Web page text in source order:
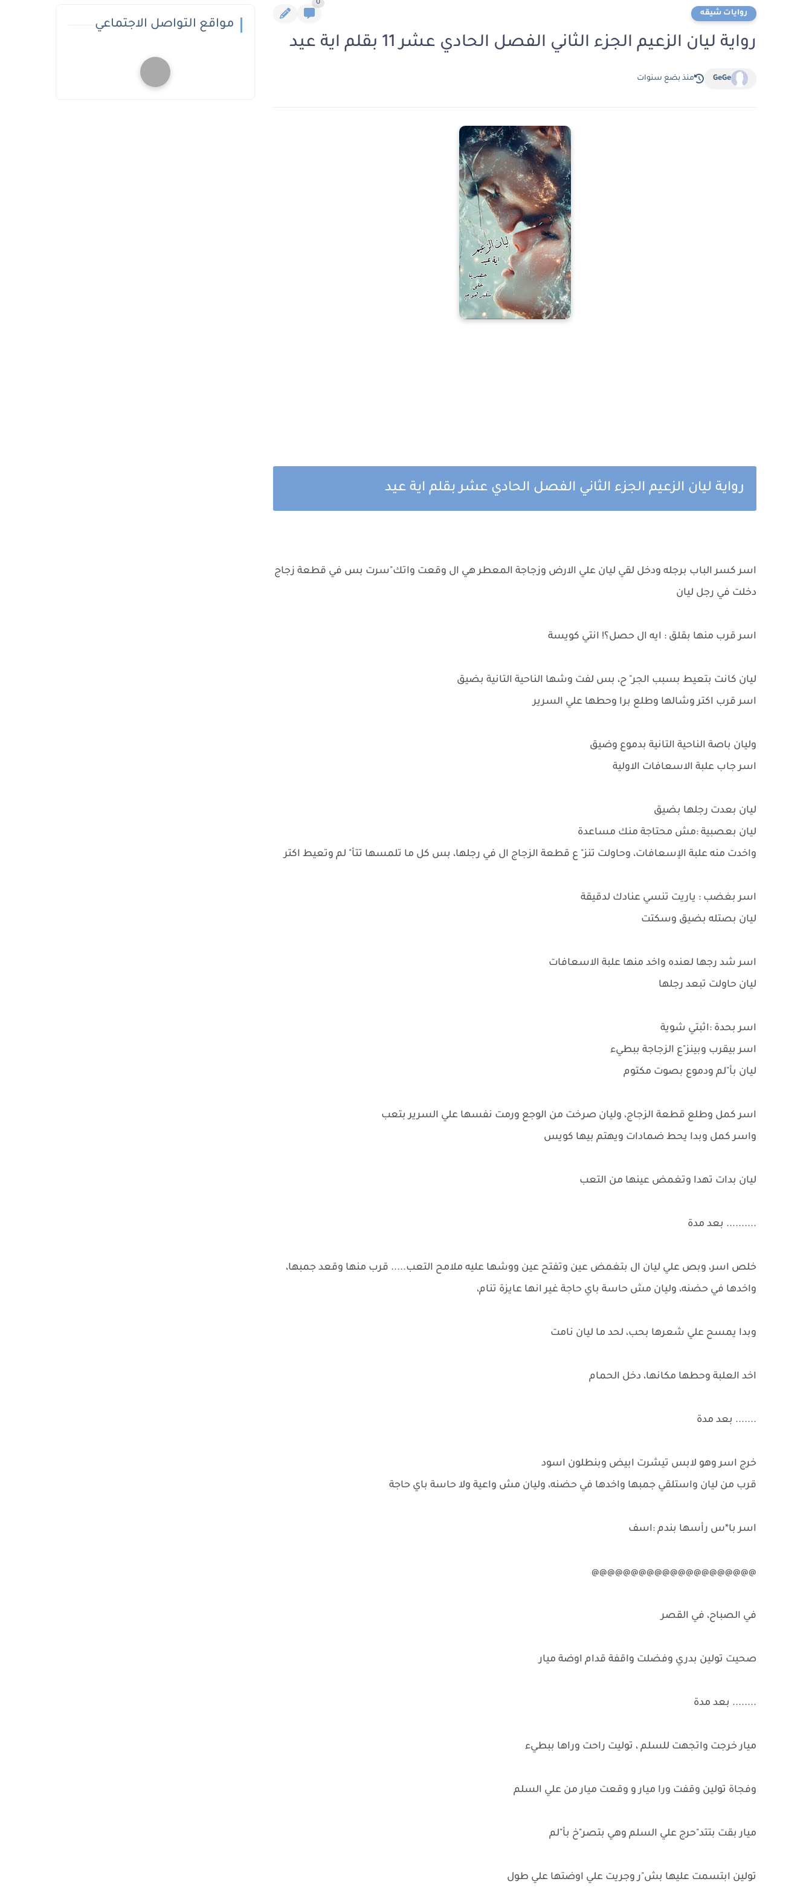
روايات شيقه
0
رواية ليان الزعيم الجزء الثاني الفصل الحادي عشر 11 بقلم اية عيد
GeGe منذ بضع سنوات
رواية ليان الزعيم الجزء الثاني الفصل الحادي عشر بقلم اية عيد
اسر كسر الباب برجله ودخل لقي ليان علي الارض وزجاجة المعطر هي ال وقعت واتك"سرت بس في قطعة زجاج
دخلت في رجل ليان
اسر قرب منها بقلق : ايه ال حصل؟! انتي كويسة
ليان كانت بتعيط بسبب الجر" ح، بس لفت وشها الناحية التانية بضيق
اسر قرب اكتر وشالها وطلع برا وحطها علي السرير
وليان باصة الناحية التانية بدموع وضيق
اسر جاب علبة الاسعافات الاولية
ليان بعدت رجلها بضيق
ليان بعصبية :مش محتاجة منك مساعدة
واخدت منه علبة الإسعافات، وحاولت تنز" ع قطعة الزجاج ال في رجلها، بس كل ما تلمسها تتأ" لم وتعيط اكتر
اسر بغضب : ياريت تنسي عنادك لدقيقة
ليان بصتله بضيق وسكتت
اسر شد رجها لعنده واخد منها علبة الاسعافات
ليان حاولت تبعد رجلها
اسر بحدة :اثبتي شوية
اسر بيقرب وبينز"ع الزجاجة ببطيء
ليان بأ"لم ودموع بصوت مكتوم
اسر كمل وطلع قطعة الزجاج، وليان صرخت من الوجع ورمت نفسها علي السرير بتعب
واسر كمل وبدا يحط ضمادات ويهتم بيها كويس
ليان بدات تهدا وتغمض عينها من التعب
.......... بعد مدة
خلص اسر، وبص علي ليان ال بتغمض عين وتفتح عين ووشها عليه ملامح التعب..... قرب منها وقعد جمبها،
واخدها في حضنه، وليان مش حاسة باي حاجة غير انها عايزة تنام،
وبدا يمسح علي شعرها بحب، لحد ما ليان نامت
اخد العلبة وحطها مكانها، دخل الحمام
....... بعد مدة
خرج اسر وهو لابس تيشرت ابيض وبنطلون اسود
قرب من ليان واستلقي جمبها واخدها في حضنه، وليان مش واعية ولا حاسة باي حاجة
اسر با*س رأسها بندم :اسف
@@@@@@@@@@@@@@@@@@@@@
في الصباح، في القصر
صحيت تولين بدري وفضلت واقفة قدام اوضة ميار
........ بعد مدة
ميار خرجت واتجهت للسلم ، توليت راحت وراها ببطيء
وفجاة تولين وقفت ورا ميار و وقعت ميار من علي السلم
ميار بقت بتتد"حرج علي السلم وهي بتصر"خ بأ"لم
تولين ابتسمت عليها بش"ر وجريت علي اوضتها علي طول
مواقع التواصل الاجتماعي